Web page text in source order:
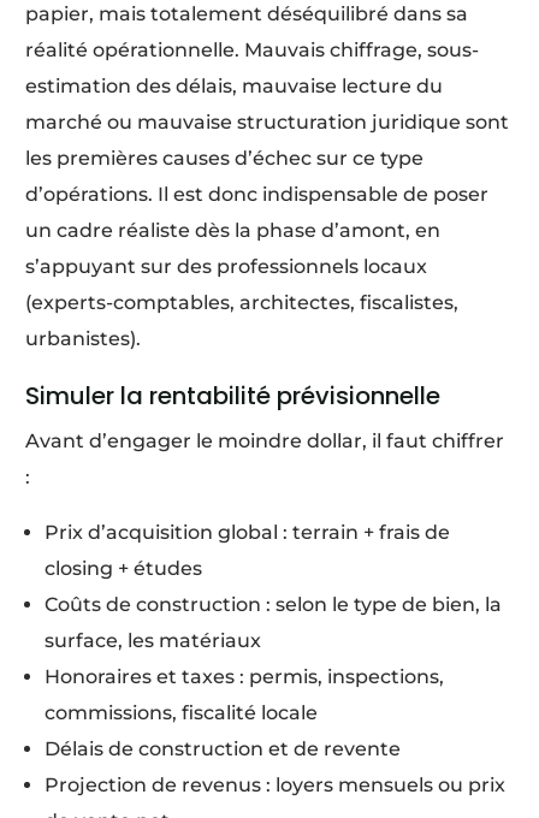
papier, mais totalement déséquilibré dans sa
réalité opérationnelle. Mauvais chiffrage, sous-
estimation des délais, mauvaise lecture du
marché ou mauvaise structuration juridique sont
les premières causes d’échec sur ce type
d’opérations. Il est donc indispensable de poser
un cadre réaliste dès la phase d’amont, en
s’appuyant sur des professionnels locaux
(experts-comptables, architectes, fiscalistes,
urbanistes).
Simuler la rentabilité prévisionnelle
Avant d’engager le moindre dollar, il faut chiffrer
:
Prix d’acquisition global : terrain + frais de
closing + études
Coûts de construction : selon le type de bien, la
surface, les matériaux
Honoraires et taxes : permis, inspections,
commissions, fiscalité locale
Délais de construction et de revente
Projection de revenus : loyers mensuels ou prix